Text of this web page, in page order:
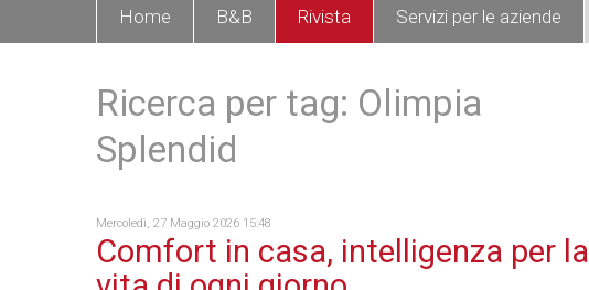
Home B&B Rivista Servizi per le aziende
Ricerca per tag: Olimpia
Splendid
Mercoledì, 27 Maggio 2026 15:48
Comfort in casa, intelligenza per la